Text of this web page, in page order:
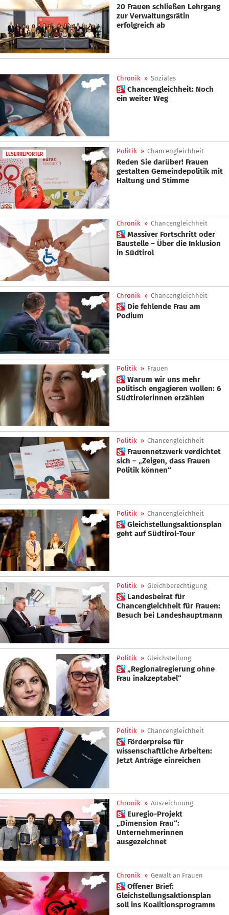
20 Frauen schließen Lehrgang
zur Verwaltungsrätin
erfolgreich ab
Chronik » Soziales
 Chancengleichheit: Noch
ein weiter Weg
LESERREPORTER Politik » Chancengleichheit
Reden Sie darüber! Frauen
gestalten Gemeindepolitik mit
Haltung und Stimme
Chronik » Chancengleichheit
 Massiver Fortschritt oder
Baustelle – Über die Inklusion
in Südtirol
Chronik » Chancengleichheit
 Die fehlende Frau am
Podium
Politik » Frauen
 Warum wir uns mehr
politisch engagieren wollen: 6
Südtirolerinnen erzählen
Politik » Chancengleichheit
 Frauennetzwerk verdichtet
sich – „Zeigen, dass Frauen
Politik können“
Politik » Chancengleichheit
 Gleichstellungsaktionsplan
geht auf Südtirol-Tour
Politik » Gleichberechtigung
 Landesbeirat für
Chancengleichheit für Frauen:
Besuch bei Landeshauptmann
Politik » Gleichstellung
 „Regionalregierung ohne
Frau inakzeptabel“
Politik » Chancengleichheit
 Förderpreise für
wissenschaftliche Arbeiten:
Jetzt Anträge einreichen
Chronik » Auszeichnung
 Euregio-Projekt
„Dimension Frau“:
Unternehmerinnen
ausgezeichnet
Chronik » Gewalt an Frauen
 Offener Brief:
Gleichstellungsaktionsplan
soll ins Koalitionsprogramm